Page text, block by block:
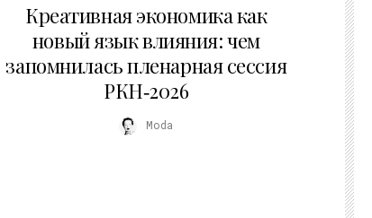
Креативная экономика как
новый язык влияния: чем
запомнилась пленарная сессия
РКН‑2026
Moda